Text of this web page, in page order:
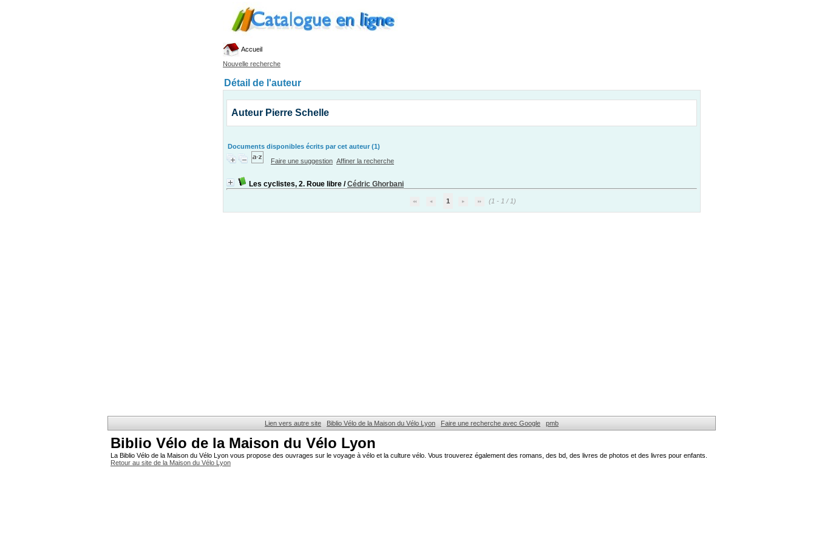
Accueil
Nouvelle recherche
Détail de l'auteur
Auteur Pierre Schelle
Documents disponibles écrits par cet auteur (1)
Faire une suggestion Affiner la recherche
Les cyclistes, 2. Roue libre /Cédric Ghorbani
1 (1 - 1 / 1)
Lien vers autre site Biblio Vélo de la Maison du Vélo Lyon Faire une recherche avec Google pmb
Biblio Vélo de la Maison du Vélo Lyon
La Biblio Vélo de la Maison du Vélo Lyon vous propose des ouvrages sur le voyage à vélo et la culture vélo. Vous trouverez également des romans, des bd, des livres de photos et des livres pour enfants.
Retour au site de la Maison du Vélo Lyon